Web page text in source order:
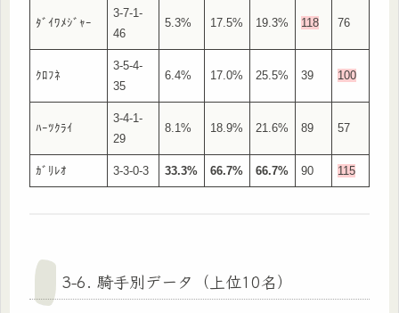
ﾀﾞｲﾜﾒｼﾞｬｰ
3-7-1-
46
5.3% 17.5% 19.3% 118 76
ｸﾛﾌﾈ
3-5-4-
35
6.4% 17.0% 25.5% 39 100
ﾊｰﾂｸﾗｲ
3-4-1-
29
8.1% 18.9% 21.6% 89 57
ｶﾞﾘﾚｵ 3-3-0-3 33.3% 66.7% 66.7% 90 115
3-6. 騎手別データ（上位10名）